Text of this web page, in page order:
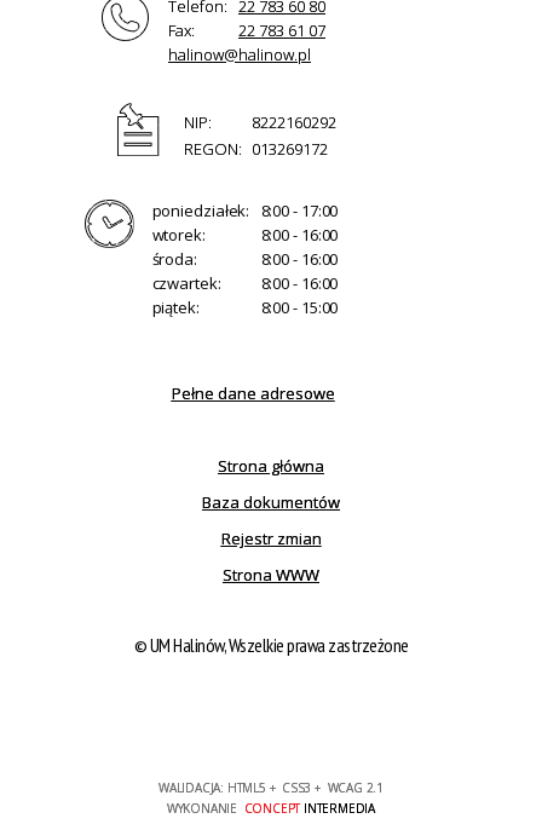
Telefon: 22 783 60 80
Fax:
22 783 61 07
halinow@halinow.pl
NIP:
8222160292
REGON: 013269172
poniedziałek:
8:00 - 17:00
wtorek:
8:00 - 16:00
środa:
8:00 - 16:00
czwartek:
8:00 - 16:00
piątek:
8:00 - 15:00
Pełne dane adresowe
Strona główna
Baza dokumentów
Rejestr zmian
Strona WWW
© UM Halinów, Wszelkie prawa zastrzeżone
WALIDACJA: HTML5 + CSS3 + WCAG 2.1
WYKONANIE CONCEPTINTERMEDIA